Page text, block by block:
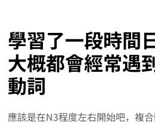
學習了一段時間
大概都會經常遇
動詞
應該是在N3程度左右開始吧，複